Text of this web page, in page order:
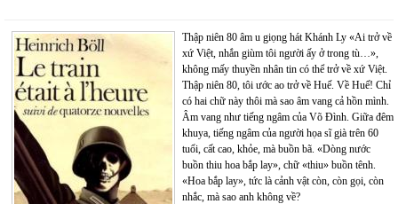
Thập niên 80 âm u giọng hát Khánh Ly «Ai trở về
xứ Việt, nhắn giùm tôi người ấy ở trong tù…»,
không mấy thuyền nhân tin có thể trở về xứ Việt.
Thập niên 80, tôi ước ao trở về Huế. Về Huế! Chỉ
có hai chữ này thôi mà sao âm vang cả hồn mình.
Âm vang như tiếng ngâm của Võ Đình. Giữa đêm
khuya, tiếng ngâm của người họa sĩ già trên 60
tuổi, cất cao, khỏe, mà buồn bã. «Dòng nước
buồn thiu hoa bắp lay», chữ «thiu» buồn tênh.
«Hoa bắp lay», tức là cảnh vật còn, còn gọi, còn
nhắc, mà sao anh không về?